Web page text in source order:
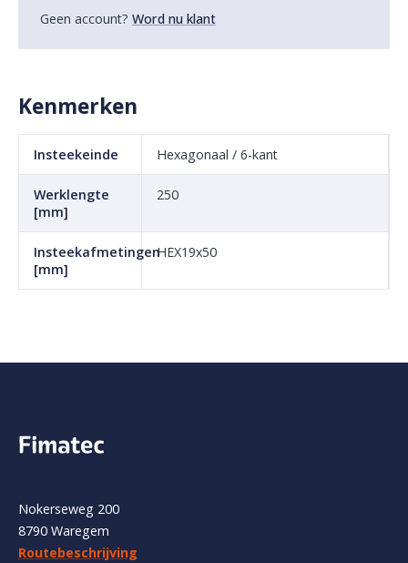
Geen account? Word nu klant
Kenmerken
Insteekeinde Hexagonaal / 6-kant
Werklengte
[mm]
250
Insteekafmetingen
[mm]
HEX19x50
Nokerseweg 200
8790 Waregem
Routebeschrijving